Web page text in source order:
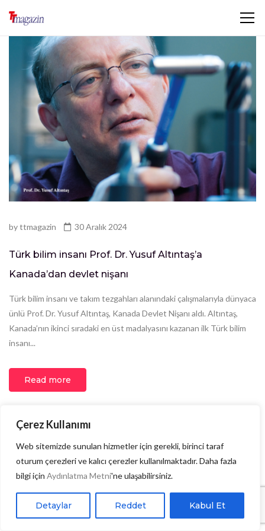
Çerez Kullanımı
Web sitemizde sunulan hizmetler için gerekli, birinci taraf
oturum çerezleri ve kalıcı çerezler kullanılmaktadır. Daha fazla
bilgi için Aydınlatma Metni'ne ulaşabilirsiniz.
Detaylar Reddet Kabul Et
byttmagazin 30 Aralık 2024
Türk bilim insanı Prof. Dr. Yusuf Altıntaş’a
Kanada’dan devlet nişanı
Türk bilim insanı ve takım tezgahları alanındaki çalışmalarıyla dünyaca
ünlü Prof. Dr. Yusuf Altıntaş, Kanada Devlet Nişanı aldı. Altıntaş,
Kanada’nın ikinci sıradaki en üst madalyasını kazanan ilk Türk bilim
insanı...
Read more